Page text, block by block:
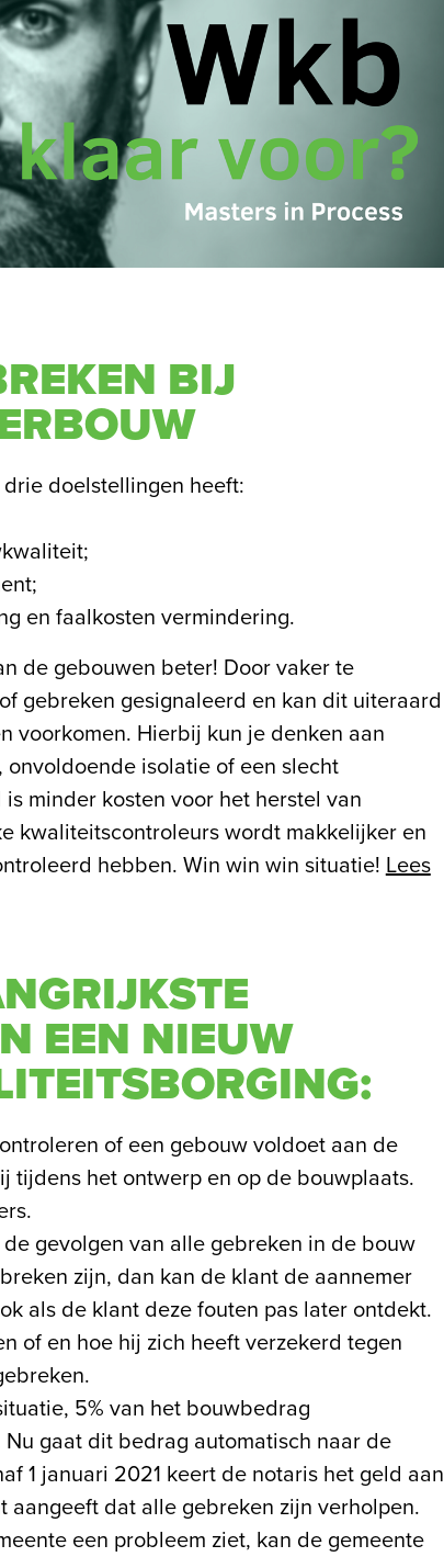
BIJ
doelstellingen heeft:
en faalkosten vermindering.
de gebouwen beter! Door vaker te
gebreken gesignaleerd en kan dit uiteraard
voorkomen. Hierbij kun je denken aan
isolatie of een slecht
minder kosten voor het herstel van
kwaliteitscontroleurs wordt makkelijker en
hebben. Win win win situatie! Lees
EEN NIEUW
of een gebouw voldoet aan de
tijdens het ontwerp en op de bouwplaats.
gevolgen van alle gebreken in de bouw
zijn, dan kan de klant de aannemer
als de klant deze fouten pas later ontdekt.
of en hoe hij zich heeft verzekerd tegen
5% van het bouwbedrag
gaat dit bedrag automatisch naar de
1 januari 2021 keert de notaris het geld aan
aangeeft dat alle gebreken zijn verholpen.
een probleem ziet, kan de gemeente